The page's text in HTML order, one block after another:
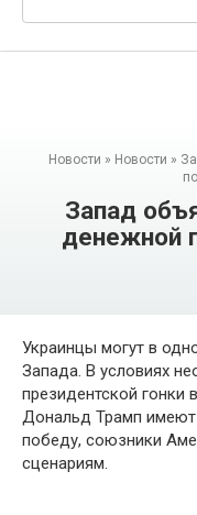
Новости » Новости »
Запад
денежной
Украинцы могут в
Запада. В условиях
президентской
Дональд Трамп
победу, союзники
сценариям.